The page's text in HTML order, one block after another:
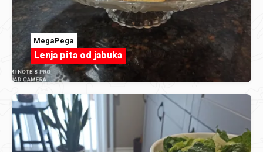
MegaPega
Lenja pita od jabuka